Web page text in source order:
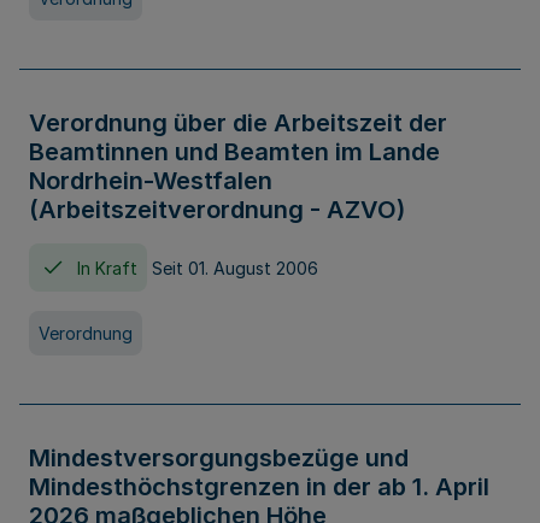
Verordnung über die Arbeitszeit der
Beamtinnen und Beamten im Lande
Nordrhein-Westfalen
(Arbeitszeitverordnung - AZVO)
In Kraft Seit 01. August 2006
Verordnung
Mindestversorgungsbezüge und
Mindesthöchstgrenzen in der ab 1. April
2026 maßgeblichen Höhe